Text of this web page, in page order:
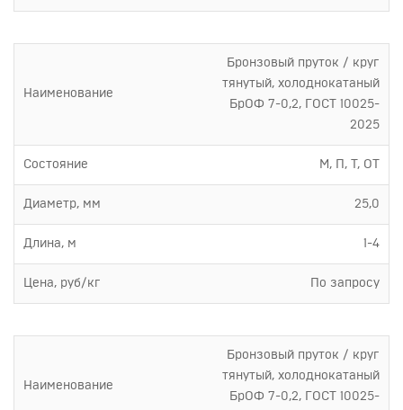
Наименование
Бронзовый пруток / круг
тянутый, холоднокатаный
БрОФ 7-0,2, ГОСТ 10025-
2025
Состояние М, П, Т, ОТ
Диаметр, мм 25,0
Длина, м 1-4
Цена, руб/кг По запросу
Наименование
Бронзовый пруток / круг
тянутый, холоднокатаный
БрОФ 7-0,2, ГОСТ 10025-